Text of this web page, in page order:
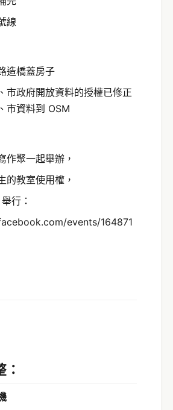
線
造橋蓋房子
市政府開放資料的授權已修正
市資料到 OSM
作聚一起舉辦，
的教室使用權，
行：
events/164871
：